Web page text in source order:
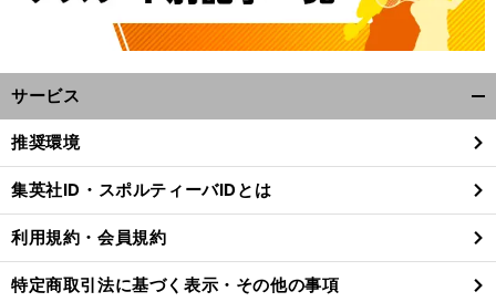
サービス
閉
る
推奨環境
集英社ID・スポルティーバIDとは
利用規約・会員規約
特定商取引法に基づく表示・その他の事項